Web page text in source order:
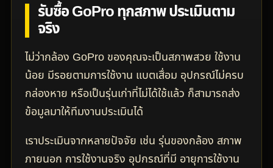
รับซื้อ GoPro ทุกสภาพ ประเมินตาม
จริง
ไม่ว่ากล้อง GoPro ของคุณจะเป็นสภาพสวย ใช้งาน
น้อย มีรอยตามการใช้งาน แบตเสื่อม อุปกรณ์ไม่ครบ
กล่องหาย หรือเป็นรุ่นเก่าที่ไม่ได้ใช้แล้ว ก็สามารถส่ง
ข้อมูลมาให้ทีมงานประเมินได้
เราประเมินจากหลายปัจจัย เช่น รุ่นของกล้อง สภาพ
ภายนอก การใช้งานจริง อุปกรณ์ที่มี อายุการใช้งาน